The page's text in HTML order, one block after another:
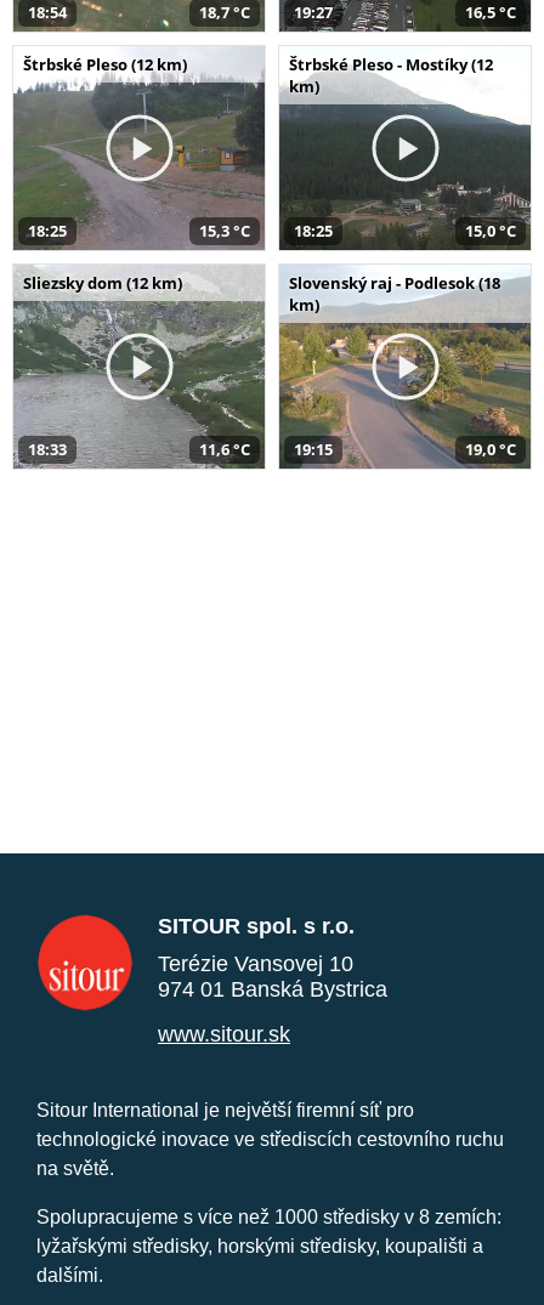
18:54 18,7 °C 19:27 16,5 °C
Štrbské Pleso (12 km)
18:25 15,3 °C
Štrbské Pleso - Mostíky (12
km)
18:25 15,0 °C
Sliezsky dom (12 km)
18:33 11,6 °C
Slovenský raj - Podlesok (18
km)
19:15 19,0 °C
SITOUR spol. s r.o.
Terézie Vansovej 10
974 01 Banská Bystrica
www.sitour.sk
Sitour International je největší firemní síť pro
technologické inovace ve střediscích cestovního ruchu
na světě.
Spolupracujeme s více než 1000 středisky v 8 zemích:
lyžařskými středisky, horskými středisky, koupališti a
dalšími.